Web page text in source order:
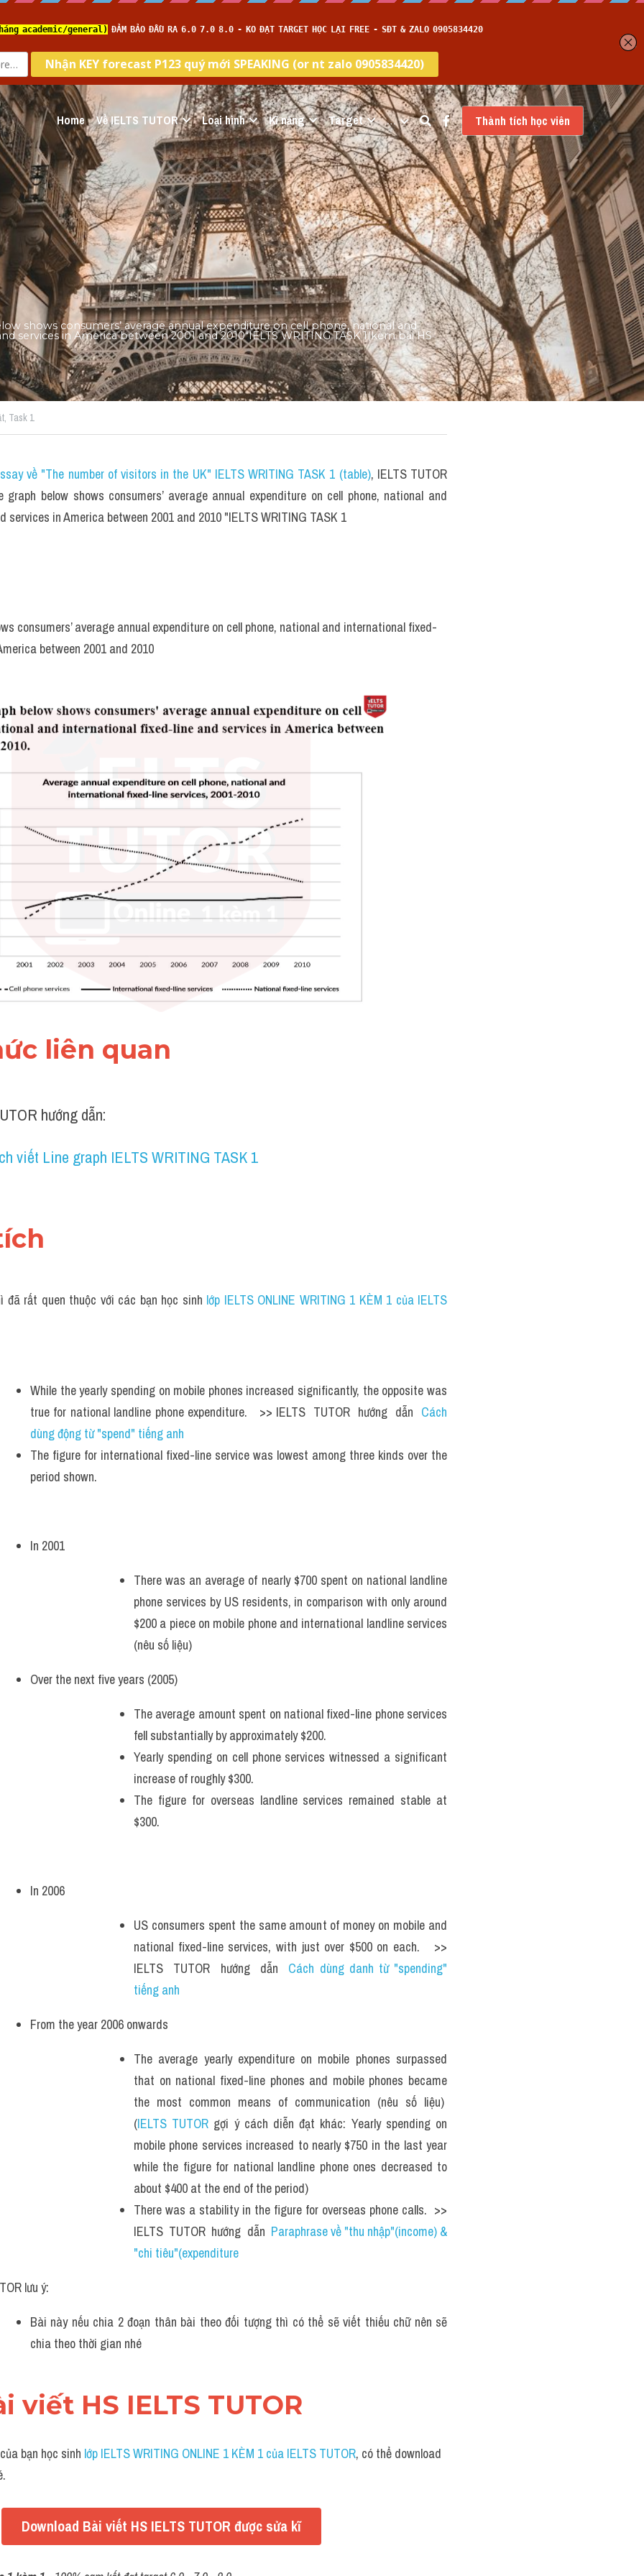
Home Về IELTS TUTOR Loại hình Kĩ năng Target … Thành tích học viên
shows consumers’ average annual expenditure on cell phone, national and
services in America between 2001 and 2010"IELTS WRITING TASK 1(kèm bài HS
Task 1
về "The number of visitors in the UK" IELTS WRITING TASK 1 (table), IELTS TUTOR
below shows consumers’ average annual expenditure on cell phone, national and
in America between 2001 and 2010 "IELTS WRITING TASK 1
consumers’ average annual expenditure on cell phone, national and international fixed-
between 2001 and 2010
liên quan
hướng dẫn:​
viết Line graph IELTS WRITING TASK 1
đã rất quen thuộc với các bạn học sinh lớp IELTS ONLINE WRITING 1 KÈM 1 của IELTS
While the yearly spending on mobile phones increased significantly, the opposite was
true for national landline phone expenditure.   >> IELTS  TUTOR  hướng  dẫn Cách
dùng động từ "spend" tiếng anh
The figure for international fixed-line service was lowest among three kinds over the
period shown.
In 2001
There was an average of nearly $700 spent on national landline
phone services by US residents, in comparison with only around
$200 a piece on mobile phone and international landline services
(nêu số liệu)
Over the next five years (2005)
The average amount spent on national fixed-line phone services
fell substantially by approximately $200.
Yearly spending on cell phone services witnessed a significant
increase of roughly $300.
The figure for overseas landline services remained stable at
$300.
In 2006
US consumers spent the same amount of money on mobile and
national fixed-line services, with just over $500 on each.   >>
IELTS  TUTOR  hướng  dẫn Cách dùng danh từ "spending"
tiếng anh
From the year 2006 onwards
The average yearly expenditure on mobile phones surpassed
that on national fixed-line phones and mobile phones became
the most common means of communication (nêu số liệu)
(IELTS TUTOR gợi ý cách diễn đạt khác: Yearly spending on
mobile phone services increased to nearly $750 in the last year
while the figure for national landline phone ones decreased to
about $400 at the end of the period)
There was a stability in the figure for overseas phone calls.  >>
IELTS  TUTOR  hướng  dẫn Paraphrase về "thu nhập"(income) &
"chi tiêu"(expenditure
lưu ý:
Bài này nếu chia 2 đoạn thân bài theo đối tượng thì có thể sẽ viết thiếu chữ nên sẽ
chia theo thời gian nhé
viết HS IELTS TUTOR
bạn học sinh lớp IELTS WRITING ONLINE 1 KÈM 1 của IELTS TUTOR, có thể download
Download Bài viết HS IELTS TUTOR được sửa kĩ